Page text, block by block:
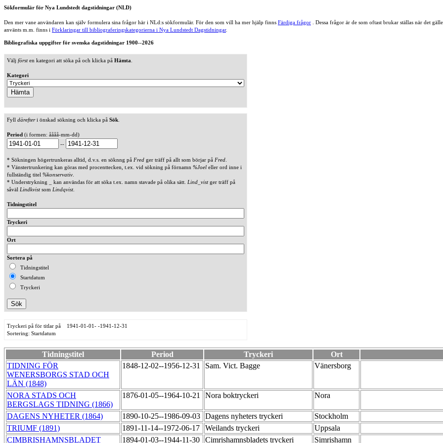
Sökformulär för Nya Lundstedt dagstidningar (NLD)
Den mer vane användaren kan själv formulera sina frågor här i NLd:s sökformulär. För den som vill ha mer hjälp finns Färdiga frågor . Dessa frågor är de som oftast brukar ställas när det
använts m.m. finns i Förklaringar till bibliograferingskategorierna i Nya Lundstedt Dagstidningar.
Bibliografiska uppgifter för svenska dagstidningar 1900--2026
Välj försten kategori att söka på och klicka på Hämta
Kategori
Fyll därefteri önskad sökning och klicka på Sök
Period (i formen: åååå-mm-dd)
--
* Sökningen högertrunkeras alltid, d.v.s. en söknng på Fred ger träff på allt som börjar på Fred
* Vänstertrunkering kan göras med procenttecken, t.ex. vid sökning på förnamn %Joel eller ord inne i
fullständig titel %konservativ
* Understrykning _ kan användas för att söka t.ex. namn stavade på olika sätt. Lind_vistger träff på
såväl Lindkvistsom Lindqvist.
Tidningstitel
Tryckeri
Ort
Sortera på
Tidningstitel
Startdatum
Tryckeri
Tryckeri på för titlar på 1941-01-01- -1941-12-31
Sortering: Startdatum
Tidningstitel Period Tryckeri Ort
TIDNING FÖR
WENERSBORGS STAD OCH
LÄN (1848)
1848-12-02--1956-12-31 Sam. Vict. Bagge Vänersborg
NORA STADS OCH
BERGSLAGS TIDNING (1866)
1876-01-05--1964-10-21 Nora boktryckeri Nora
DAGENS NYHETER (1864) 1890-10-25--1986-09-03 Dagens nyheters tryckeri Stockholm
TRIUMF (1891) 1891-11-14--1972-06-17 Weilands tryckeri Uppsala
CIMBRISHAMNSBLADET
1894-01-03--1944-11-30 Cimrishamnsbladets tryckeri Simrishamn